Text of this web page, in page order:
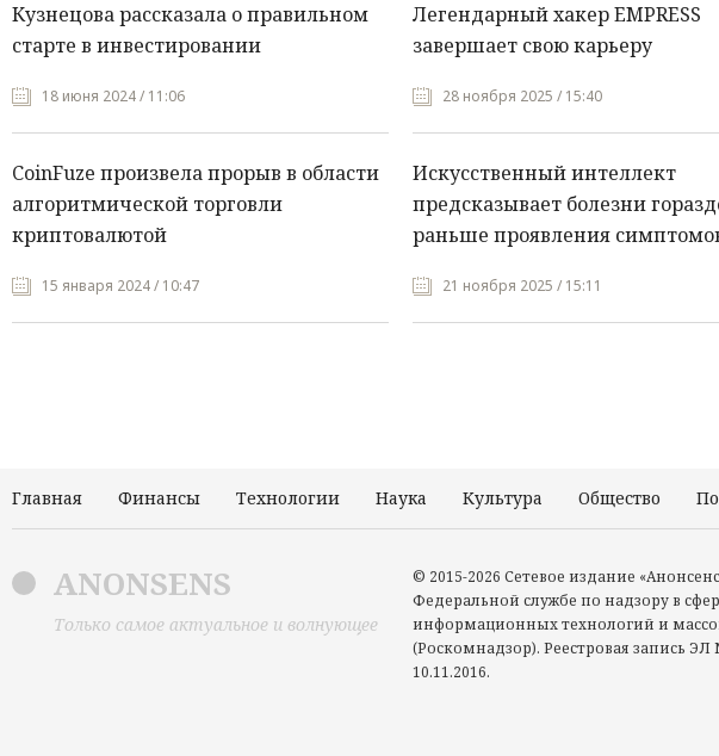
Кузнецова рассказала о правильном
старте в инвестировании
18 июня 2024 / 11:06
CoinFuze произвела прорыв в области
алгоритмической торговли
криптовалютой
15 января 2024 / 10:47
Легендарный хакер EMPRESS
завершает свою карьеру
28 ноября 2025 / 15:40
Искусственный интеллект
предсказывает болезни
раньше проявления
21 ноября 2025 / 15:11
Главная Финансы Технологии Наука Культура Общество
ANONSENS
Только самое актуальное и волнующее
© 2015-2026 Сетевое издание
Федеральной службе по надзору в
информационных технологий и
(Роскомнадзор). Реестровая запись ЭЛ
10.11.2016.